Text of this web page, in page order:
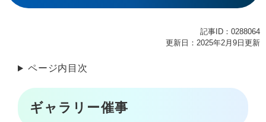
記事ID：0288064
更新日：2025年2月9日更新
ページ内目次
ギャラリー催事